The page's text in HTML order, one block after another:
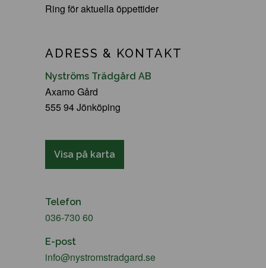
Ring för aktuella öppettider
ADRESS & KONTAKT
Nyströms Trädgård AB
Axamo Gård
555 94 Jönköping
Visa på karta
Telefon
036-730 60
E-post
info@nystromstradgard.se